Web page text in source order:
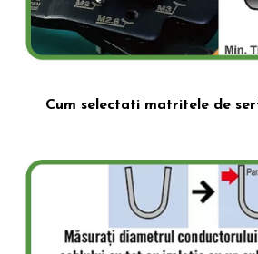
Cum selectati matritele de